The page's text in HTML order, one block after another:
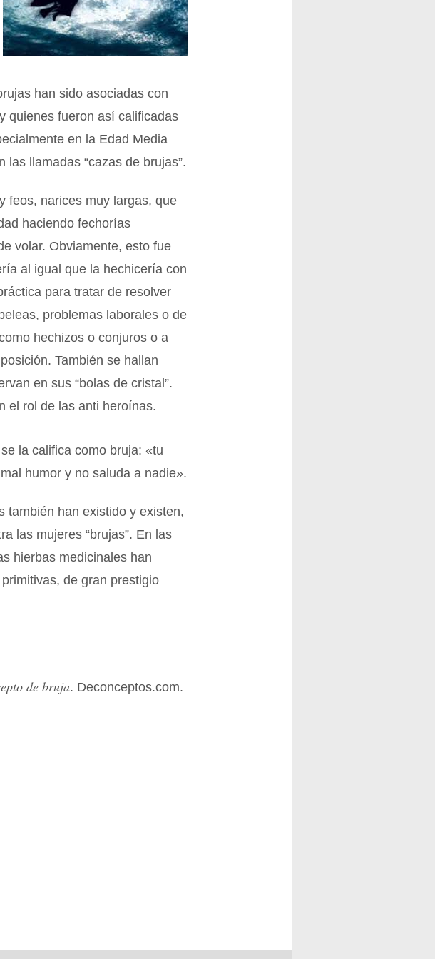
han sido asociadas con
quienes fueron así calificadas
en la Edad Media
llamadas “cazas de brujas”.
feos, narices muy largas, que
haciendo fechorías
volar. Obviamente, esto fue
al igual que la hechicería con
para tratar de resolver
problemas laborales o de
hechizos o conjuros o a
También se hallan
en sus “bolas de cristal”.
el rol de las anti heroínas.
la califica como bruja: «tu
humor y no saluda a nadie».
también han existido y existen,
las mujeres “brujas”. En las
hierbas medicinales han
de gran prestigio
de bruja. Deconceptos.com.